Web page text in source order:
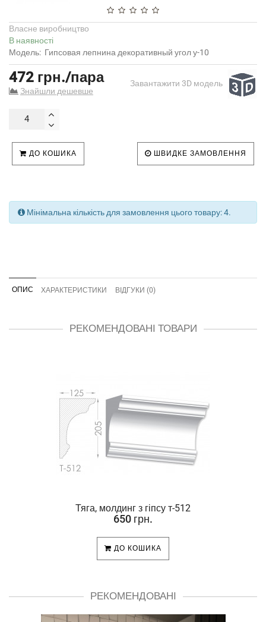
Власне виробництво
В наявності
Модель: Гипсовая лепнина декоративный угол у-10
472 грн./пара
Знайшли дешевше
Завантажити 3D модель
ДО КОШИКА ШВИДКЕ ЗАМОВЛЕННЯ
Мінімальна кількість для замовлення цього товару: 4.
ОПИС ХАРАКТЕРИСТИКИ ВІДГУКИ (0)
РЕКОМЕНДОВАНІ ТОВАРИ
Тяга, молдинг з гіпсу т-512
650 грн.
ДО КОШИКА
РЕКОМЕНДОВАНІ